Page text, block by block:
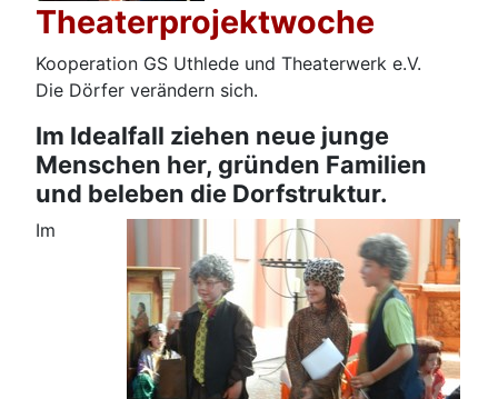
Theaterprojektwoche
Kooperation GS Uthlede und Theaterwerk e.V.
Die Dörfer verändern sich.
Im Idealfall ziehen neue junge
Menschen her, gründen Familien
und beleben die Dorfstruktur.
Im